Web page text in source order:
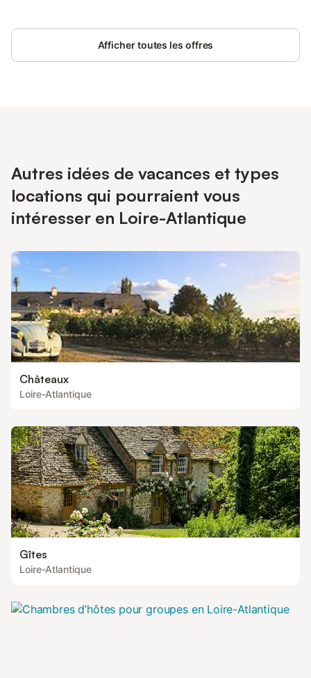
Afficher toutes les offres
Autres idées de vacances et types
locations qui pourraient vous
intéresser en Loire-Atlantique
Châteaux
Loire-Atlantique
Gîtes
Loire-Atlantique